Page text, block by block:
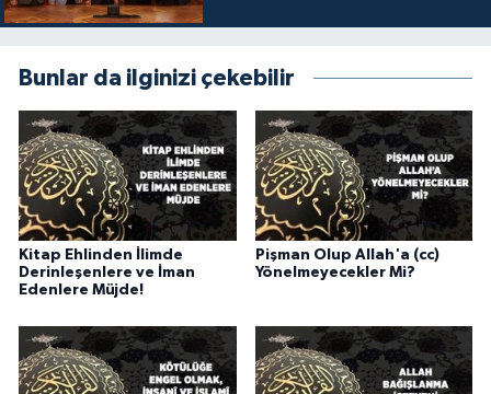
Bunlar da ilginizi çekebilir
Kitap Ehlinden İlimde
Derinleşenlere ve İman
Edenlere Müjde!
Pişman Olup Allah'a (cc)
Yönelmeyecekler Mi?
Iğdır Müftülüğü
Isparta Müftülüğü
İstanbul Müftülüğü
İzmir Müftülüğü
Karabük Müftülüğü